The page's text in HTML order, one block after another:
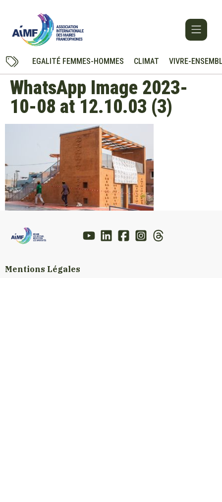
EGALITÉ FEMMES-HOMMES CLIMAT VIVRE-
WhatsApp Image 2023-
10-08 at 12.10.03 (3)
Mentions Légales